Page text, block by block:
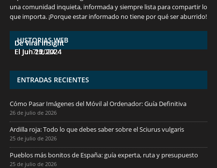
una comunidad inquieta, informada y siempre lista para compartir lo
que importa. ¡Porque estar informado no tiene por qué ser aburrido!
HISTORIAS WEB
7 frutas ricas en calcio para mantener la
De Viral Insight
El Jul 7, 2024
España en julio: Playas de ensueño,
De Viral Insight
El Jun 23, 2024
Funciones ocultas del iPhone que no
De Viral Insight
El Jun 20, 2024
Descubre las 10 criptomonedas con mayor
De Viral Insight
El Jun 15, 2024
¡Derrota el calor, no tus objetivos de
De Viral Insight
El Jun 11, 2024
ENTRADAS RECIENTES
Cómo Pasar Imágenes del Móvil al Ordenador: Guía Definitiva
26 de julio de 2026
Ardilla roja: Todo lo que debes saber sobre el Sciurus vulgaris
25 de julio de 2026
Pueblos más bonitos de España: guía experta, ruta y presupuesto
25 de julio de 2026